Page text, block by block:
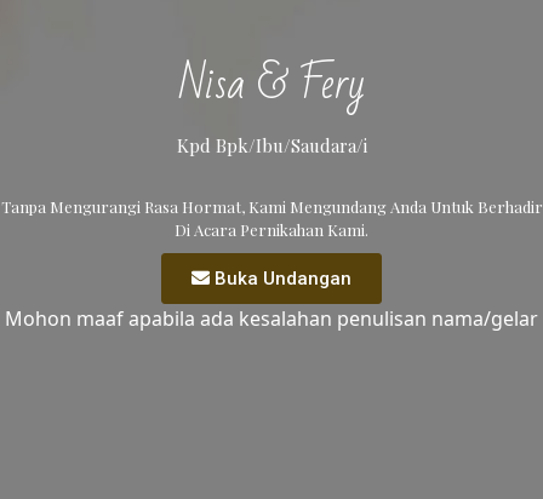
Nisa & Fery
Kpd Bpk/Ibu/Saudara/i
Tanpa Mengurangi Rasa Hormat, Kami Mengundang Anda Untuk Berhadir
Di Acara Pernikahan Kami.
Buka Undangan
Mohon maaf apabila ada kesalahan penulisan nama/gelar